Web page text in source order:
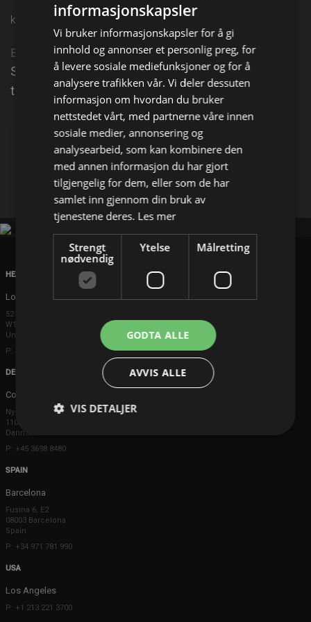
kl. 22:00 på TV 2 Sport 2
Episode 14
Se sammendrag og høydepunkter fra
tennisturneringene her.
X
HEAD OFFICE
London
52 Brook Street
W1K 5DS London
United Kingdom
P: +44 203 608 8181
DENMARK
Copenhagen
Ny Østergade 20
1101 København K
Danmark
P: +45 3698 8480
SPAIN
Barcelona
Fusina 6, E2
08003 Barcelona
Spain
P: +34 971 781 990
USA
Los Angeles
P: +1 213 221 3700
informasjonskapsler
Vi bruker informasjonskapsler for å gi
innhold og annonser et personlig preg, for
å levere sosiale mediefunksjoner og for å
analysere trafikken vår. Vi deler dessuten
informasjon om hvordan du bruker
nettstedet vårt, med partnerne våre innen
sosiale medier, annonsering og
analysearbeid, som kan kombinere den
med annen informasjon du har gjort
tilgjengelig for dem, eller som de har
samlet inn gjennom din bruk av
tjenestene deres. Les mer
Strengt
nødvendig
Ytelse Målretting
GODTA ALLE
AVVIS ALLE
VIS DETALJER